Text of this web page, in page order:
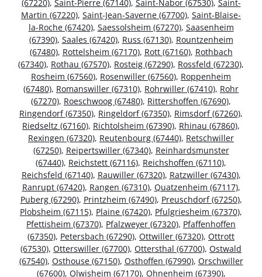
(67220), Saint-Pierre (67140), Saint-Nabor (67530), Saint-
Martin (67220), Saint-Jean-Saverne (67700), Saint-Blaise-
la-Roche (67420), Saessolsheim (67270), Saasenheim
(67390), Saales (67420), Russ (67130), Rountzenheim
(67480), Rottelsheim (67170), Rott (67160), Rothbach
(67340), Rothau (67570), Rosteig (67290), Rossfeld (67230),
Rosheim (67560), Rosenwiller (67560), Roppenheim
(67480), Romanswiller (67310), Rohrwiller (67410), Rohr
(67270), Roeschwoog (67480), Rittershoffen (67690),
Ringendorf (67350), Ringeldorf (67350), Rimsdorf (67260),
Riedseltz (67160), Richtolsheim (67390), Rhinau (67860),
Rexingen (67320), Reutenbourg (67440), Retschwiller
(67250), Reipertswiller (67340), Reinhardsmunster
(67440), Reichstett (67116), Reichshoffen (67110),
Reichsfeld (67140), Rauwiller (67320), Ratzwiller (67430),
Ranrupt (67420), Rangen (67310), Quatzenheim (67117),
Puberg (67290), Printzheim (67490), Preuschdorf (67250),
Plobsheim (67115), Plaine (67420), Pfulgriesheim (67370),
Pfettisheim (67370), Pfalzweyer (67320), Pfaffenhoffen
(67350), Petersbach (67290), Ottwiller (67320), Ottrott
(67530), Otterswiller (67700), Ottersthal (67700), Ostwald
(67540), Osthouse (67150), Osthoffen (67990), Orschwiller
(67600), Olwisheim (67170), Ohnenheim (67390),